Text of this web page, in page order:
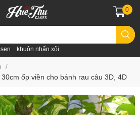
khuôn nhấn xôi
0
/
ốp viền cho bánh rau câu 3D, 4D